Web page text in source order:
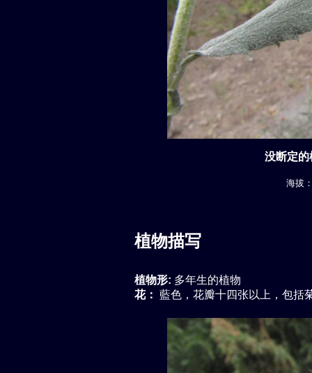
没断定
海拔
植物描写
植物形: 多年生的植物
花： 藍色，花瓣十四张以上，包括